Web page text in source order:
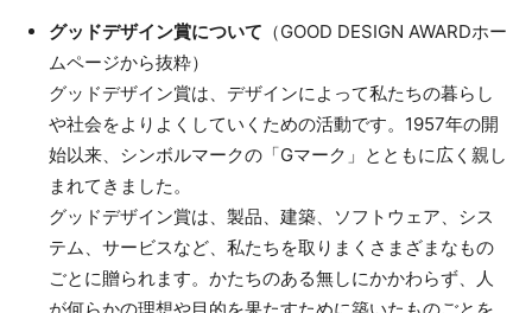
グッドデザイン賞について （GOOD DESIGN AWARDホー
ムページから抜粋）
グッドデザイン賞は、デザインによって私たちの暮らし
や社会をよりよくしていくための活動です。1957年の開
始以来、シンボルマークの「Gマーク」とともに広く親し
まれてきました。
グッドデザイン賞は、製品、建築、ソフトウェア、シス
テム、サービスなど、私たちを取りまくさまざまなもの
ごとに贈られます。かたちのある無しにかかわらず、人